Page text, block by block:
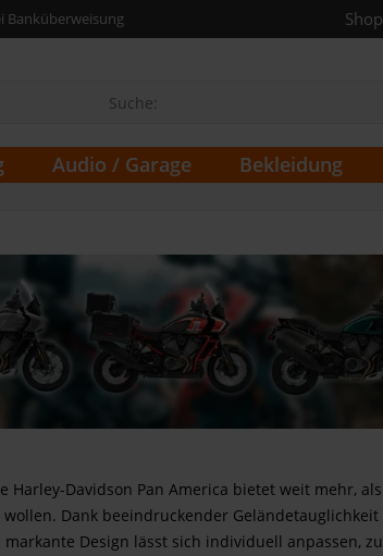
Banküberweisung
Audio / Garage Bekleidung
Harley-Davidson Pan America bietet weit mehr,
Dank beeindruckender
markante Design lässt sich individuell anpassen,